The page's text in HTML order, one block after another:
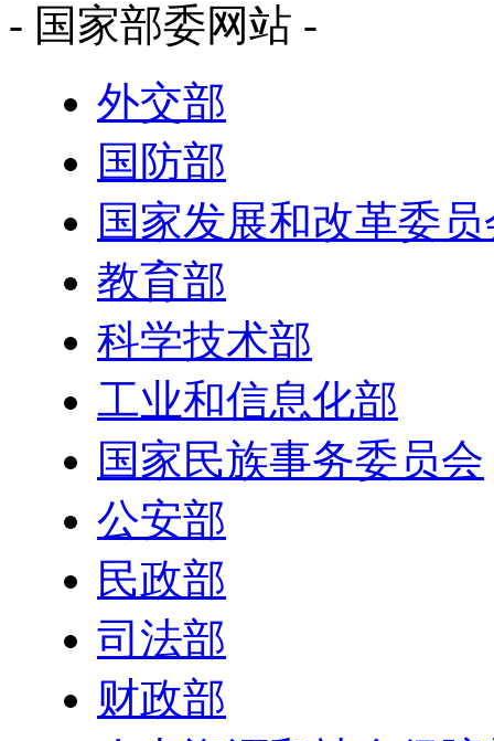
- 国家部委网站 -
外交部
国防部
国家发展和改革委
教育部
科学技术部
工业和信息化部
国家民族事务委员会
公安部
民政部
司法部
财政部